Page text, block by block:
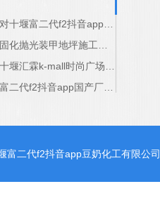
富二代f2抖音app豆奶化工有限公司